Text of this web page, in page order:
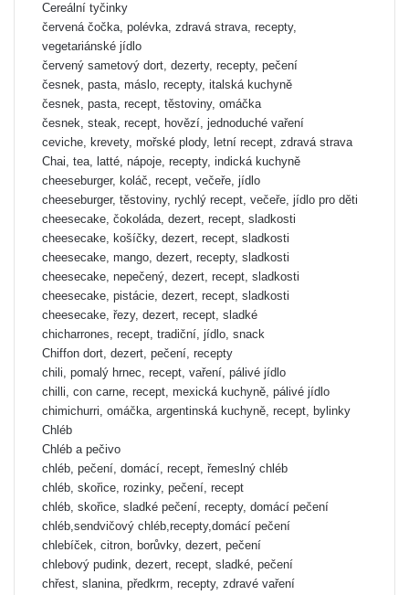
Cereální tyčinky
červená čočka, polévka, zdravá strava, recepty,
vegetariánské jídlo
červený sametový dort, dezerty, recepty, pečení
česnek, pasta, máslo, recepty, italská kuchyně
česnek, pasta, recept, těstoviny, omáčka
česnek, steak, recept, hovězí, jednoduché vaření
ceviche, krevety, mořské plody, letní recept, zdravá strava
Chai, tea, latté, nápoje, recepty, indická kuchyně
cheeseburger, koláč, recept, večeře, jídlo
cheeseburger, těstoviny, rychlý recept, večeře, jídlo pro děti
cheesecake, čokoláda, dezert, recept, sladkosti
cheesecake, košíčky, dezert, recept, sladkosti
cheesecake, mango, dezert, recepty, sladkosti
cheesecake, nepečený, dezert, recept, sladkosti
cheesecake, pistácie, dezert, recept, sladkosti
cheesecake, řezy, dezert, recept, sladké
chicharrones, recept, tradiční, jídlo, snack
Chiffon dort, dezert, pečení, recepty
chili, pomalý hrnec, recept, vaření, pálivé jídlo
chilli, con carne, recept, mexická kuchyně, pálivé jídlo
chimichurri, omáčka, argentinská kuchyně, recept, bylinky
Chléb
Chléb a pečivo
chléb, pečení, domácí, recept, řemeslný chléb
chléb, skořice, rozinky, pečení, recept
chléb, skořice, sladké pečení, recepty, domácí pečení
chléb,sendvičový chléb,recepty,domácí pečení
chlebíček, citron, borůvky, dezert, pečení
chlebový pudink, dezert, recept, sladké, pečení
chřest, slanina, předkrm, recepty, zdravé vaření